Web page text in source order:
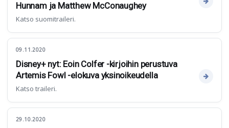
Hunnam ja Matthew McConaughey
Katso suomitraileri.
09.11.2020
Disney+ nyt: Eoin Colfer -kirjoihin perustuva
Artemis Fowl -elokuva yksinoikeudella
Katso traileri.
29.10.2020